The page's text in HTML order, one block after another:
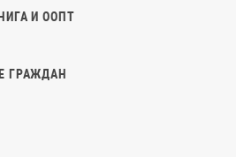
И ООПТ
ГРАЖДАН